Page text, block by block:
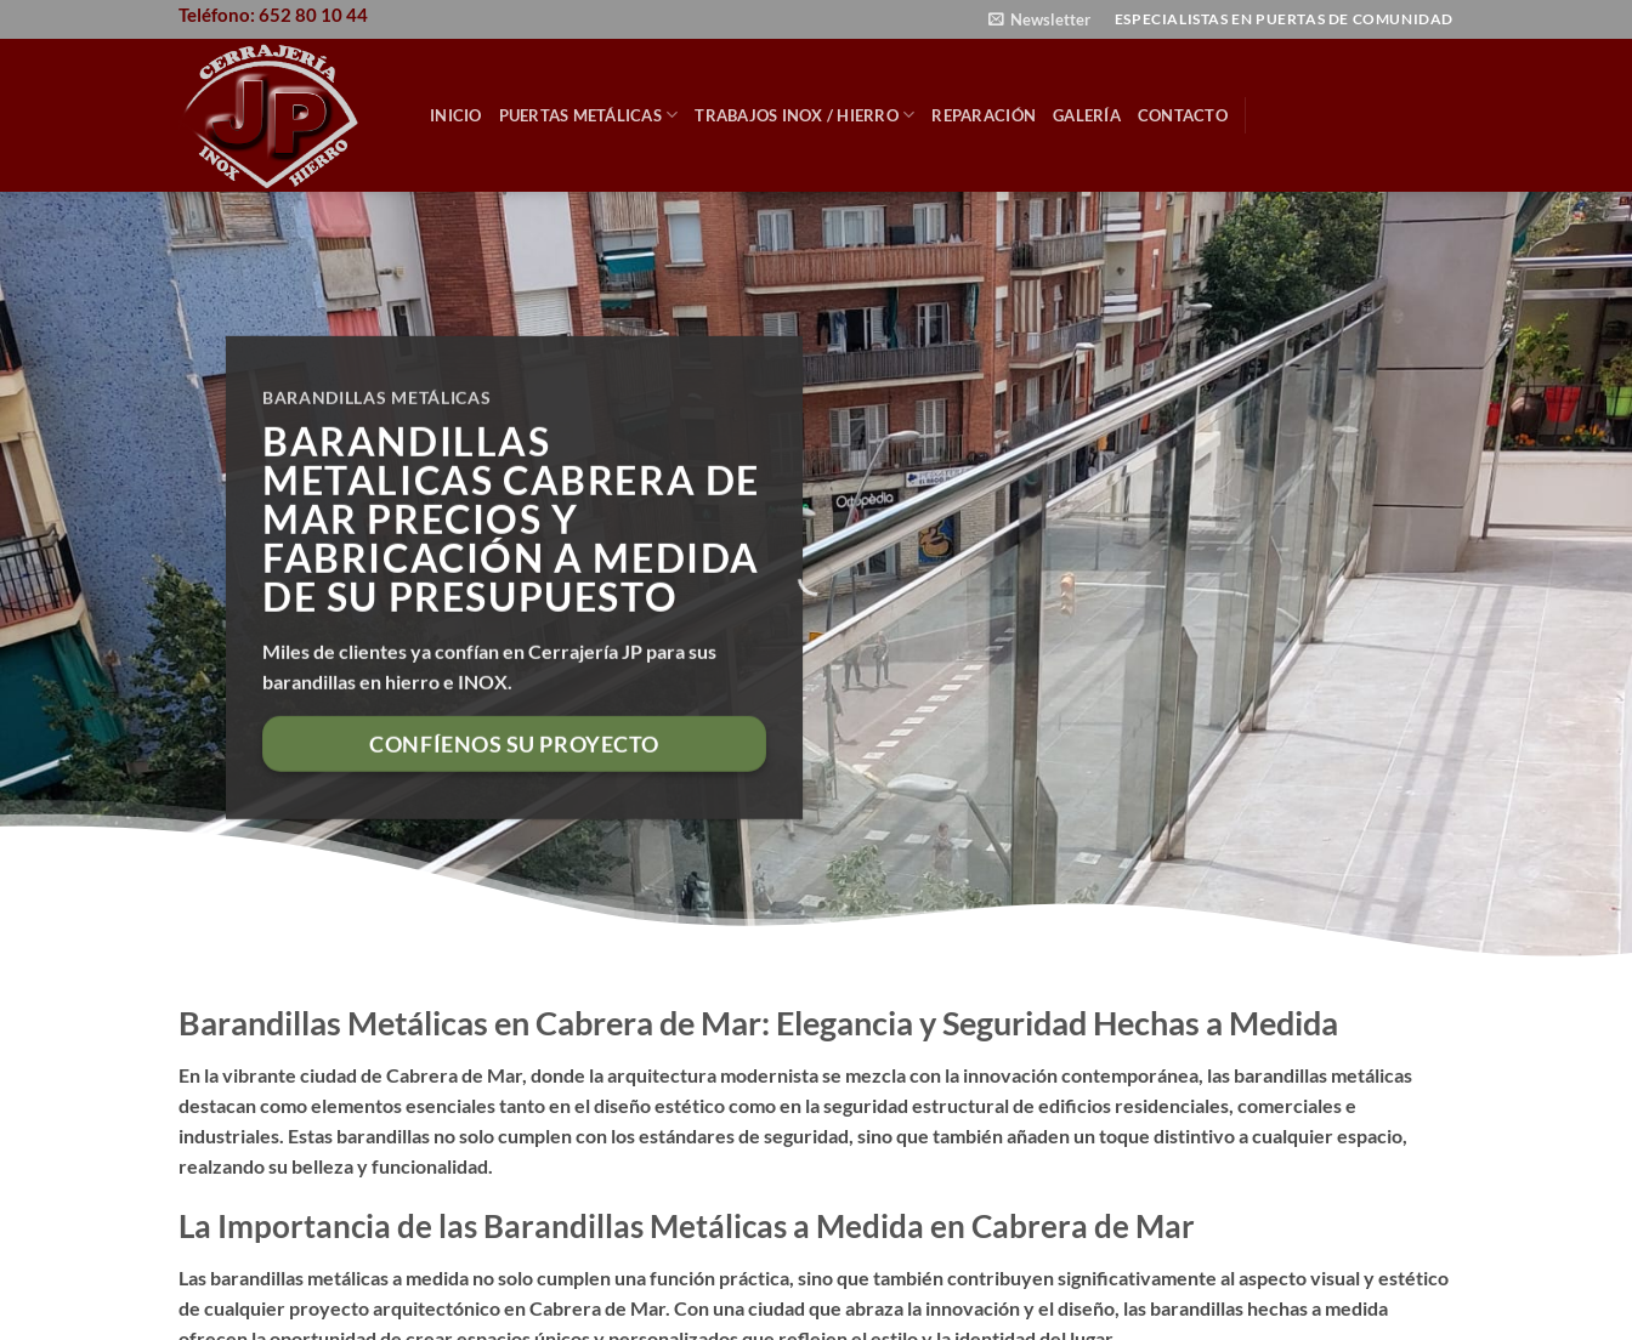
al
Teléfono: 652 80 10 44 Newsletter ESPECIALISTAS EN PUERTAS DE COMUNIDAD
INICIO PUERTAS METÁLICAS TRABAJOS INOX / HIERRO REPARACIÓN GALERÍA CONTACTO
BARANDILLAS METÁLICAS
BARANDILLAS
METALICAS CABRERA DE
MAR PRECIOS Y
FABRICACIÓN A MEDIDA
DE SU PRESUPUESTO
Miles de clientes ya confían en Cerrajería JP para sus
barandillas en hierro e INOX.
CONFÍENOS SU PROYECTO
Barandillas Metálicas en Cabrera de Mar: Elegancia y Seguridad Hechas a Medida
En la vibrante ciudad de Cabrera de Mar, donde la arquitectura modernista se mezcla con la innovación contemporánea, las barandillas metálicas
destacan como elementos esenciales tanto en el diseño estético como en la seguridad estructural de edificios residenciales, comerciales e
industriales. Estas barandillas no solo cumplen con los estándares de seguridad, sino que también añaden un toque distintivo a cualquier espacio,
realzando su belleza y funcionalidad.
La Importancia de las Barandillas Metálicas a Medida en Cabrera de Mar
Las barandillas metálicas a medida no solo cumplen una función práctica, sino que también contribuyen significativamente al aspecto visual y estético
de cualquier proyecto arquitectónico en Cabrera de Mar. Con una ciudad que abraza la innovación y el diseño, las barandillas hechas a medida